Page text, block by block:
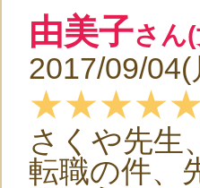
由美子さん
2017/09/04(
★★★★★
さくや先生
転職の件、